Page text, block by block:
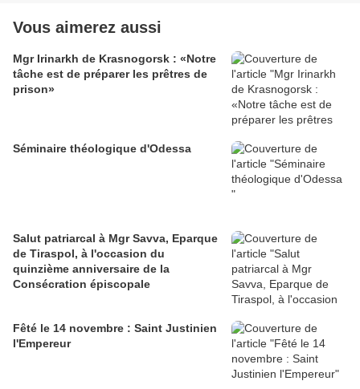
Vous aimerez aussi
Mgr Irinarkh de Krasnogorsk : «Notre
tâche est de préparer les prêtres de
prison»
Séminaire théologique d'Odessa
Salut patriarcal à Mgr Savva, Eparque
de Tiraspol, à l'occasion du
quinzième anniversaire de la
Consécration épiscopale
Fêté le 14 novembre : Saint Justinien
l'Empereur